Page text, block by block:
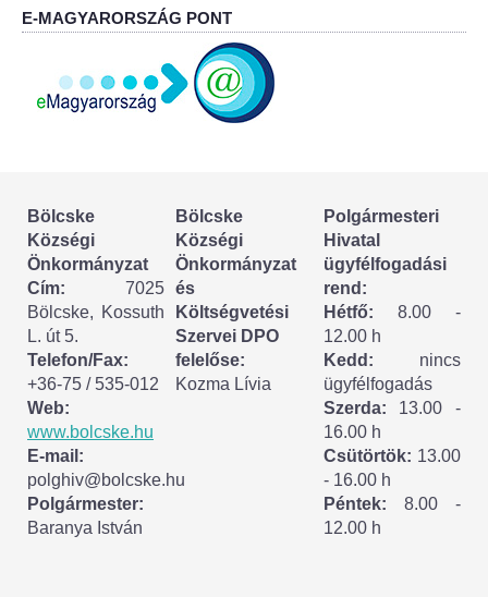
Könyvtár
Rákóczi Mozi
ESEMÉNYEK
TESTVÉRTELEPÜLÉSÜNK:
CSÍKSZÉPVÍZ
VÁLASZTÁSI INFORMÁCIÓK
Választási szervek
Választási ügyintézés
2024. évi általános választások
E-MAGYARORSZÁG PONT
Bölcske
Községi
Önkormányzat
Cím: 7025
Bölcske, Kossuth
L. út 5.
Telefon/Fax:
+36-75 / 535-012
Web:
www.bolcske.hu
E-mail:
polghiv@bolcske.hu
Polgármester:
Baranya István
Bölcske
Községi
Önkormányzat
és
Költségvetési
Szervei DPO
felelőse:
Kozma Lívia
Polgármesteri
Hivatal
ügyfélfogadási
rend:
Hétfő: 8.00 -
12.00 h
Kedd: nincs
ügyfélfogadás
Szerda: 13.00 -
16.00 h
Csütörtök: 13.00
- 16.00 h
Péntek: 8.00 -
12.00 h